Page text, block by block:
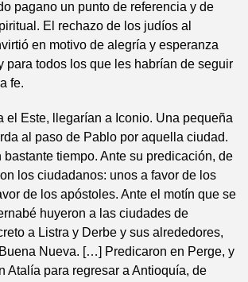
pagano un punto de referencia y de
El rechazo de los judíos al
en motivo de alegría y esperanza
para todos los que les habrían de seguir
fe.
el Este, llegarían a Iconio. Una pequeña
al paso de Pablo por aquella ciudad.
tiempo. Ante su predicación, de
los ciudadanos: unos a favor de los
de los apóstoles. Ante el motín que se
huyeron a las ciudades de
a Listra y Derbe y sus alrededores,
Nueva. […] Predicaron en Perge, y
Atalía para regresar a Antioquía, de